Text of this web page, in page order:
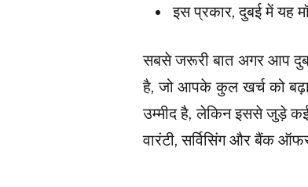
इस प्रकार, दुबई में यह
सबसे जरूरी बात अगर आप
है, जो आपके कुल खर्च को
उम्मीद है, लेकिन इससे जुड़े
वारंटी, सर्विसिंग और बैंक